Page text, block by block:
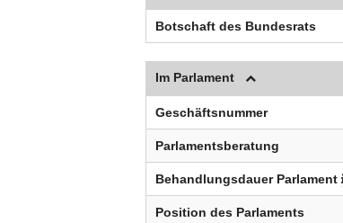
Botschaft des Bundesrats
Im Parlament
Geschäftsnummer
Parlamentsberatung
Behandlungsdauer Parlament
Position des Parlaments